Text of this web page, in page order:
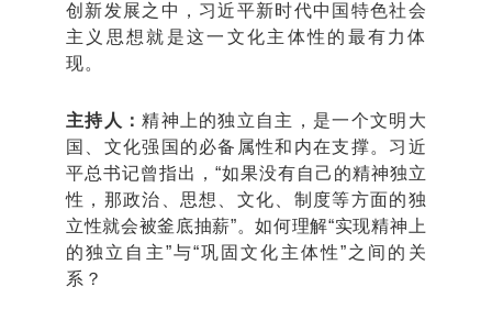
创新发展之中，习近平新时代中国特色社会
主义思想就是这一文化主体性的最有力体
现。
主持人：精神上的独立自主，是一个文明大
国、文化强国的必备属性和内在支撑。习近
平总书记曾指出，“如果没有自己的精神独立
性，那政治、思想、文化、制度等方面的独
立性就会被釜底抽薪”。如何理解“实现精神上
的独立自主”与“巩固文化主体性”之间的关
系？